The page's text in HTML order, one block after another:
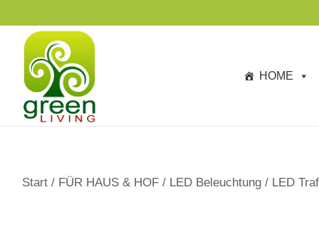
p
HOME
Start / FÜR HAUS & HOF / LED Beleuchtung / LED